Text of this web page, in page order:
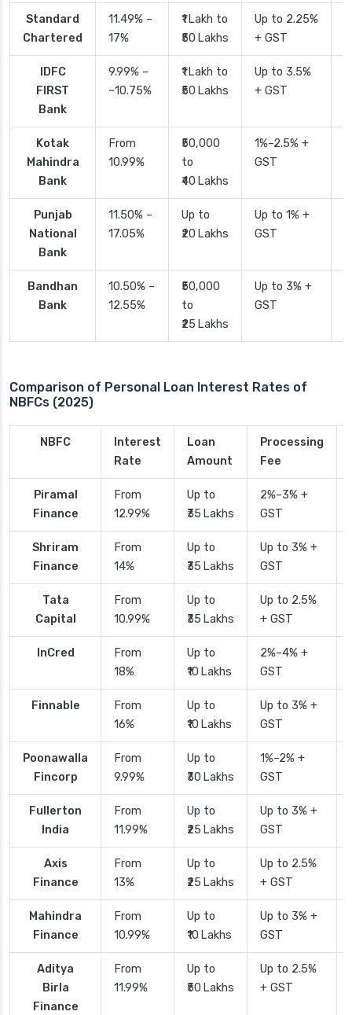
Standard
Chartered
11.49% –
17%
₹1 Lakh to
₹50 Lakhs
Up to 2.25%
+ GST
IDFC
FIRST
Bank
9.99% –
~10.75%
₹1 Lakh to
₹50 Lakhs
Up to 3.5%
+ GST
Kotak
Mahindra
Bank
From
10.99%
₹50,000
to
₹40 Lakhs
1%–2.5% +
GST
Punjab
National
Bank
11.50% –
17.05%
Up to
₹20 Lakhs
Up to 1% +
GST
Bandhan
Bank
10.50% –
12.55%
₹50,000
to
₹25 Lakhs
Up to 3% +
GST
Comparison of Personal Loan Interest Rates of
NBFCs (2025)
NBFC
Interest
Rate
Loan
Amount
Processing
Fee
Piramal
Finance
From
12.99%
Up to
₹35 Lakhs
2%–3% +
GST
Shriram
Finance
From
14%
Up to
₹35 Lakhs
Up to 3% +
GST
Tata
Capital
From
10.99%
Up to
₹35 Lakhs
Up to 2.5%
+ GST
InCred
From
18%
Up to
₹10 Lakhs
2%–4% +
GST
Finnable
From
16%
Up to
₹10 Lakhs
Up to 3% +
GST
Poonawalla
Fincorp
From
9.99%
Up to
₹30 Lakhs
1%–2% +
GST
Fullerton
India
From
11.99%
Up to
₹25 Lakhs
Up to 3% +
GST
Axis
Finance
From
13%
Up to
₹25 Lakhs
Up to 2.5%
+ GST
Mahindra
Finance
From
10.99%
Up to
₹10 Lakhs
Up to 3% +
GST
Aditya
Birla
Finance
From
11.99%
Up to
₹50 Lakhs
Up to 2.5%
+ GST